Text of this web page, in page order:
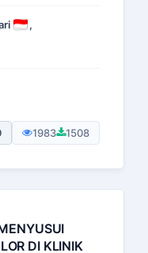
,
1983 1508
DI KLINIK